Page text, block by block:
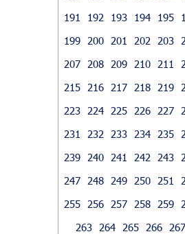
191
192 193 194 195
199
200 201 202 203
207
208 209 210 211
215
216 217 218 219
223
224 225 226 227
231
232 233 234 235
239
240 241 242 243
247
248 249 250 251
255
256 257 258 259
263
264 265 266 267